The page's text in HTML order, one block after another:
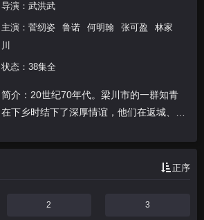
导演： 武洪武
主演： 菅纫姿 鲁诺 何明翰 张可盈
林家
川
状态：38集全
简介：20世纪70年代。梁川市的一群知青
在下乡时结下了深厚情谊，他们在返城、高
出了不同的人生轨迹。主角俞乐山、盛雪竹
通过努力奋斗，克服重重困难，最终实现人
正序
2 3